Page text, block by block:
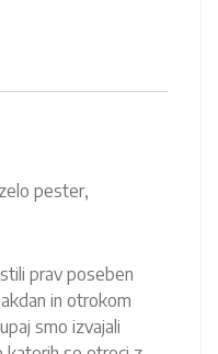
pester,
prav poseben
in otrokom
smo izvajali